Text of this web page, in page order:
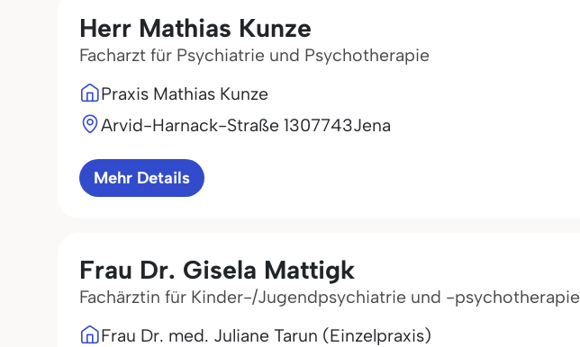
Herr Mathias Kunze
Facharzt für Psychiatrie und Psychotherapie
Praxis Mathias Kunze
Arvid-Harnack-Straße 1307743Jena
Mehr Details
Frau Dr. Gisela Mattigk
Fachärztin für Kinder-/Jugendpsychiatrie und -psychotherapie
Frau Dr. med. Juliane Tarun (Einzelpraxis)